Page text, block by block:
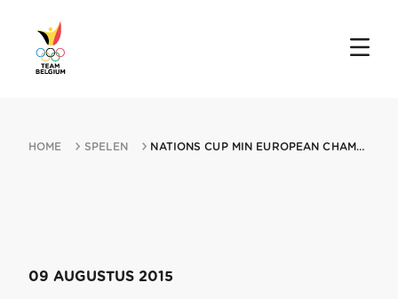
HOME SPELEN NATIONS CUP MIN EUROPEAN CHAMPIONSHIPS 09082015 TARTU
09 AUGUSTUS 2015